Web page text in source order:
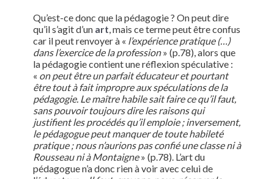
Qu’est-ce donc que la pédagogie ? On peut dire
qu’il s’agit d’un art , mais ce terme peut être confus
car il peut renvoyer à « l’expérience pratique (…)
dans l’exercice de la profession» (p.78), alors que
la pédagogie contient une réflexion spéculative :
« on peut être un parfait éducateur et pourtant
être tout à fait impropre aux spéculations de la
pédagogie. Le maître habile sait faire ce qu’il faut,
sans pouvoir toujours dire les raisons qui
justifient les procédés qu’il emploie ; inversement,
le pédagogue peut manquer de toute habileté
pratique ; nous n’aurions pas confié une classe ni à
Rousseau ni à Montaigne» (p.78). L’art du
pédagogue n’a donc rien à voir avec celui de